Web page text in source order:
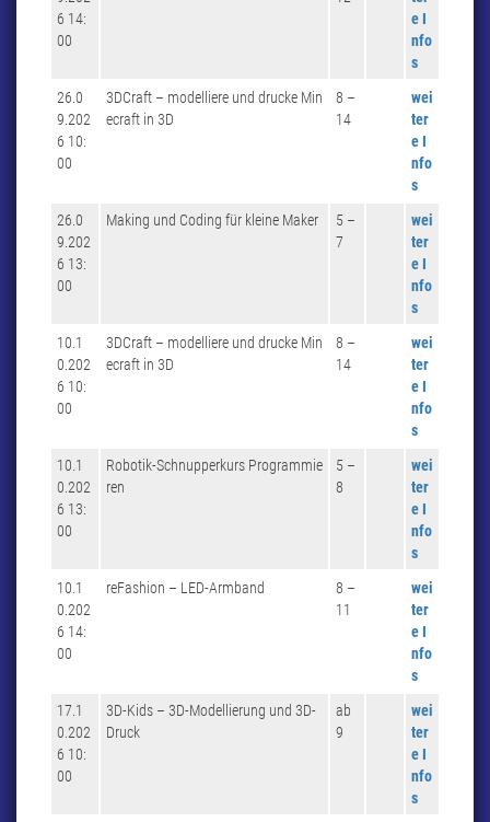
6 14:
00
e I
nfo
s
26.0
9.202
6 10:
00
3DCraft – modelliere und drucke Min
ecraft in 3D
8 –
14
wei
ter
e I
nfo
s
26.0
9.202
6 13:
00
Making und Coding für kleine Maker
5 –
7
wei
ter
e I
nfo
s
10.1
0.202
6 10:
00
3DCraft – modelliere und drucke Min
ecraft in 3D
8 –
14
wei
ter
e I
nfo
s
10.1
0.202
6 13:
00
Robotik-Schnupperkurs Programmie
ren
5 –
8
wei
ter
e I
nfo
s
10.1
0.202
6 14:
00
reFashion – LED-Armband
8 –
11
wei
ter
e I
nfo
s
17.1
0.202
6 10:
00
3D-Kids – 3D-Modellierung und 3D-
Druck
ab
9
wei
ter
e I
nfo
s